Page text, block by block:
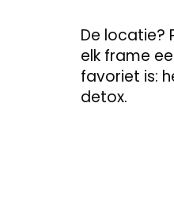
De locatie?
elk frame
favoriet is:
detox.